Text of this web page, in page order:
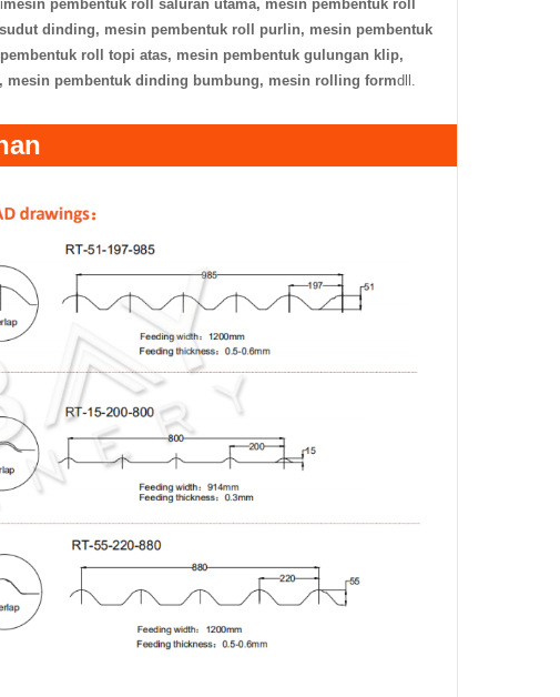
mesin pembentuk roll saluran utama, mesin pembentuk roll
dinding, mesin pembentuk roll purlin, mesin pembentuk
roll topi atas, mesin pembentuk gulungan klip,
mesin pembentuk dinding bumbung, mesin rolling formdll.